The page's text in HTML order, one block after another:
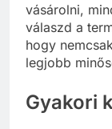
vásárolni,
válaszd a
hogy
legjobb
Gyakori